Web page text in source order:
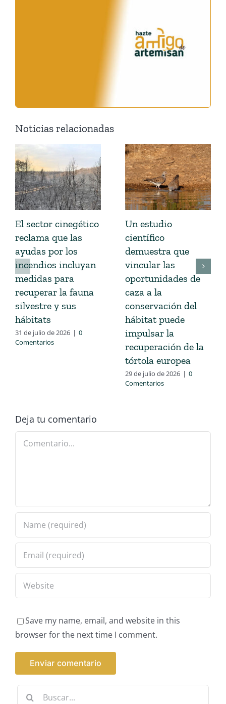
Noticias relacionadas
El sector cinegético
reclama que las
ayudas por los
incendios incluyan
medidas para
recuperar la fauna
silvestre y sus
hábitats
31 de julio de 2026 | 0
Comentarios
Un estudio
científico
demuestra que
vincular las
oportunidades de
caza a la
conservación del
hábitat puede
impulsar la
recuperación de la
tórtola europea
29 de julio de 2026 | 0
Comentarios
Deja tu comentario
Comentario
Save my name, email, and website in this
browser for the next time I comment.
Buscar: